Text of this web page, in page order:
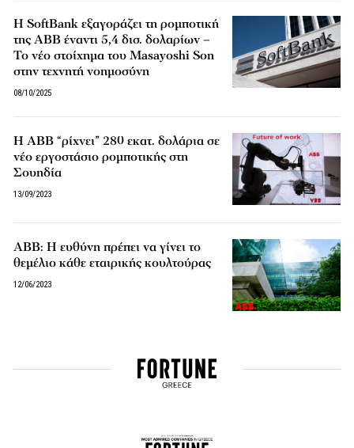
Η SoftBank εξαγοράζει τη ρομποτική
της ABB έναντι 5,4 δισ. δολαρίων –
Το νέο στοίχημα του Masayoshi Son
στην τεχνητή νοημοσύνη
08/10/2025
Η ABB “ρίχνει” 280 εκατ. δολάρια σε
νέο εργοστάσιο ρομποτικής στη
Σουηδία
13/09/2023
ABB: Η ευθύνη πρέπει να γίνει το
θεμέλιο κάθε εταιρικής κουλτούρας
12/06/2023